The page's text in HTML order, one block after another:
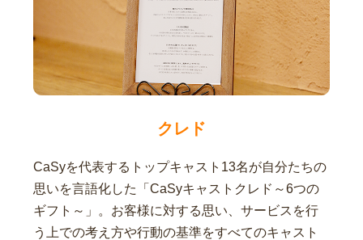
クレド
CaSyを代表するトップキャスト13名が自分たちの
思いを言語化した「CaSyキャストクレド～6つの
ギフト～」。お客様に対する思い、サービスを行
う上での考え方や行動の基準をすべてのキャスト